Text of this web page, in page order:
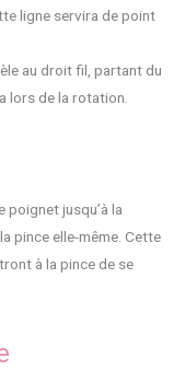
ligne servira de point
au droit fil, partant du
lors de la rotation.
jusqu’à la
pince elle-même. Cette
à la pince de se